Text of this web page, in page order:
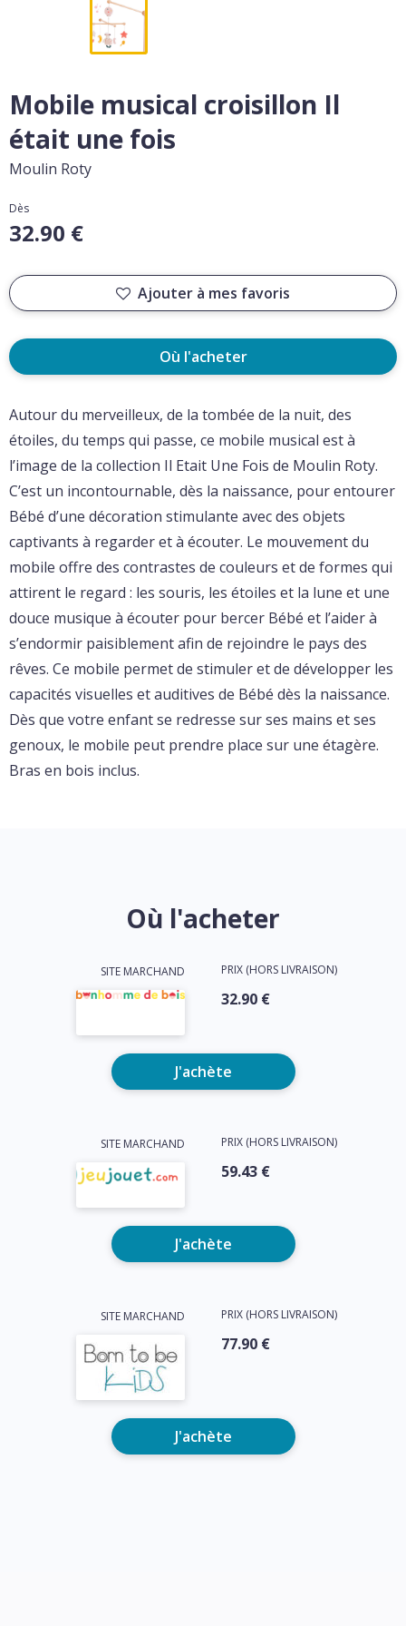
Mobile musical croisillon Il
était une fois
Moulin Roty
Dès
32.90 €
Ajouter à mes favoris
Où l'acheter
Autour du merveilleux, de la tombée de la nuit, des
étoiles, du temps qui passe, ce mobile musical est à
l’image de la collection Il Etait Une Fois de Moulin Roty.
C’est un incontournable, dès la naissance, pour entourer
Bébé d’une décoration stimulante avec des objets
captivants à regarder et à écouter. Le mouvement du
mobile offre des contrastes de couleurs et de formes qui
attirent le regard : les souris, les étoiles et la lune et une
douce musique à écouter pour bercer Bébé et l’aider à
s’endormir paisiblement afin de rejoindre le pays des
rêves. Ce mobile permet de stimuler et de développer les
capacités visuelles et auditives de Bébé dès la naissance.
Dès que votre enfant se redresse sur ses mains et ses
genoux, le mobile peut prendre place sur une étagère.
Bras en bois inclus.
Où l'acheter
SITE MARCHAND PRIX (HORS LIVRAISON)
32.90 €
J'achète
SITE MARCHAND PRIX (HORS LIVRAISON)
59.43 €
J'achète
SITE MARCHAND PRIX (HORS LIVRAISON)
77.90 €
J'achète